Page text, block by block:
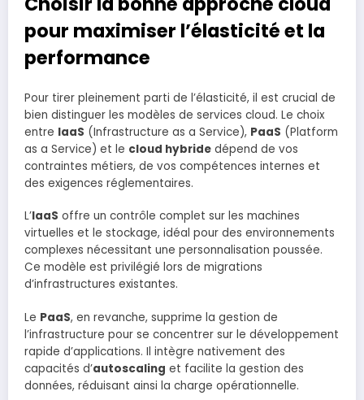
pour maximiser l’élasticité et la
performance
Pour tirer pleinement parti de l’élasticité, il est crucial de
bien distinguer les modèles de services cloud. Le choix
entre IaaS (Infrastructure as a Service), PaaS (Platform
as a Service) et le cloud hybride dépend de vos
contraintes métiers, de vos compétences internes et
des exigences réglementaires.
L’IaaS offre un contrôle complet sur les machines
virtuelles et le stockage, idéal pour des environnements
complexes nécessitant une personnalisation poussée.
Ce modèle est privilégié lors de migrations
d’infrastructures existantes.
Le PaaS, en revanche, supprime la gestion de
l’infrastructure pour se concentrer sur le développement
rapide d’applications. Il intègre nativement des
capacités d’autoscaling et facilite la gestion des
données, réduisant ainsi la charge opérationnelle.